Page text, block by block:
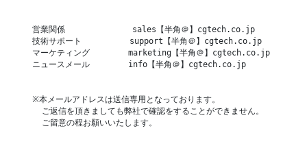
営業関係              sales【半角＠】cgtech.co.jp
技術サポート          support【半角＠】cgtech.co.jp
マーケティング        marketing【半角＠】cgtech.co.jp
ニュースメール        info【半角＠】cgtech.co.jp
※本メールアドレスは送信専用となっております。
   ご返信を頂きましても弊社で確認をすることができません。
   ご留意の程お願いいたします。